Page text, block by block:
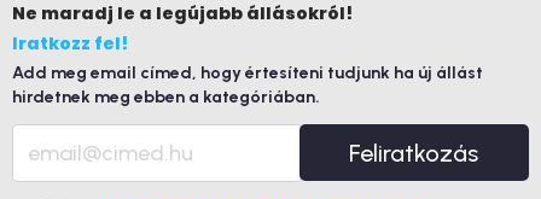
Ne maradj le a legújabb állásokról!
Iratkozz fel!
Add meg email címed, hogy értesíteni tudjunk ha új állást
hirdetnek meg ebben a kategóriában.
Feliratkozás